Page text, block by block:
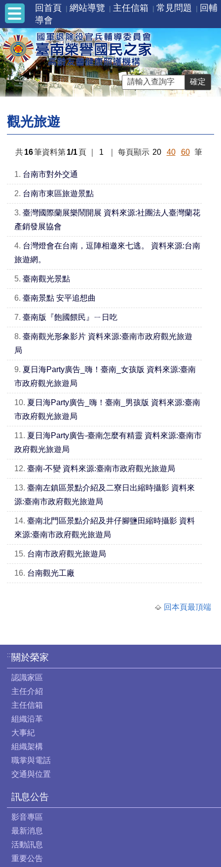
回首頁 網站導覽 主任信箱 常見問題
回輔
導會
觀光旅遊
共 16筆資料第 1/1 頁 1 每頁顯示 20 40 60 筆
1. 台南市對外交通
2. 台南市東區旅遊景點
3. 臺灣國際蘭展樂鬧開展 資料來源:社團法人臺灣蘭花
產銷發展協會
4. 台灣燈會在台南，逗陣相邀來七逃。 資料來源:台南
旅遊網。
5. 臺南觀光景點
6. 臺南景點 安平追想曲
7. 臺南版『飽國餵民』ㄧ日吃
8. 臺南觀光形象影片 資料來源:臺南市政府觀光旅遊
局
9. 夏日海Party廣告_嗨！臺南_女孩版 資料來源:臺南
市政府觀光旅遊局
10. 夏日海Party廣告_嗨！臺南_男孩版 資料來源:臺南
市政府觀光旅遊局
11. 夏日海Party廣告-臺南怎麼有精靈 資料來源:臺南市
政府觀光旅遊局
12. 臺南‧不變 資料來源:臺南市政府觀光旅遊局
13. 臺南左鎮區景點介紹及二寮日出縮時攝影 資料來
源:臺南市政府觀光旅遊局
14. 臺南北門區景點介紹及井仔腳鹽田縮時攝影 資料
來源:臺南市政府觀光旅遊局
15. 台南市政府觀光旅遊局
16. 台南觀光工廠
回本頁最頂端
:::關於榮家
認識家區
主任介紹
主任信箱
組織沿革
大事紀
組織架構
職掌與電話
交通與位置
訊息公告
影音專區
最新消息
活動訊息
重要公告